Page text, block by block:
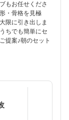
もお任せくださ
・骨格を見極
限に引き出しま
ちでも簡単にセ
提案♪朝のセット